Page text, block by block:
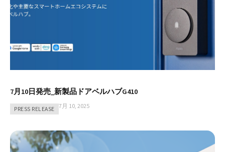
PRESS RELEASE
7月10日発売_新製品ドアベルハブG410
7月 10, 2025